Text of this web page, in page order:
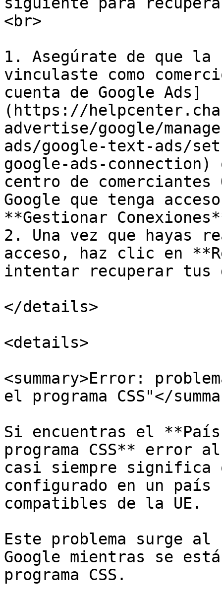
<br>
1. Asegúrate de que la
vinculaste como
cuenta de Google Ads]
(https://
advertise/google/
ads/google-text-ads/
google-ads-
centro de
Google que tenga
**Gestionar
2. Una vez que hayas
acceso, haz clic en
intentar recuperar tus
</details>
<details>
<summary>Error:
el programa CSS"</
Si encuentras el
programa CSS** error
casi siempre significa
configurado en un
compatibles de la UE.
Este problema surge al
Google mientras se
programa CSS.